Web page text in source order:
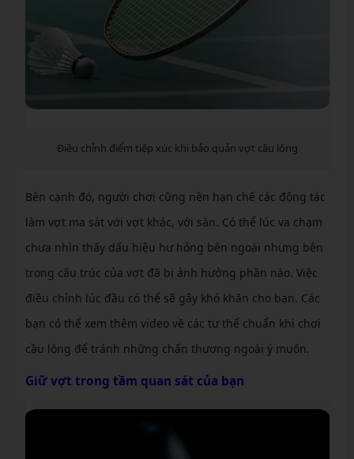
Điều chỉnh điểm tiếp xúc khi bảo quản vợt cầu lông
Bên cạnh đó, người chơi cũng nên hạn chế các động tác
làm vợt ma sát với vợt khác, với sàn. Có thể lúc va chạm
chưa nhìn thấy dấu hiệu hư hỏng bên ngoài nhưng bên
trong cấu trúc của vợt đã bị ảnh hưởng phần nào. Việc
điều chỉnh lúc đầu có thể sẽ gây khó khăn cho bạn. Các
bạn có thể xem thêm video về các tư thể chuẩn khi chơi
cầu lông để tránh những chấn thương ngoài ý muốn.
Giữ vợt trong tầm quan sát của bạn